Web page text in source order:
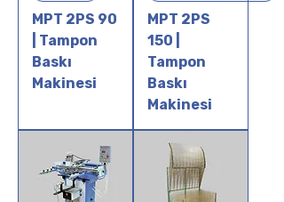
MPT 2PS 90
| Tampon
Baskı
Makinesi
MPT 2PS
150 |
Tampon
Baskı
Makinesi